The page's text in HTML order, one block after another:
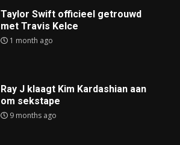
Taylor Swift officieel getrouwd
met Travis Kelce
1 month ago
Ray J klaagt Kim Kardashian aan
om sekstape
9 months ago